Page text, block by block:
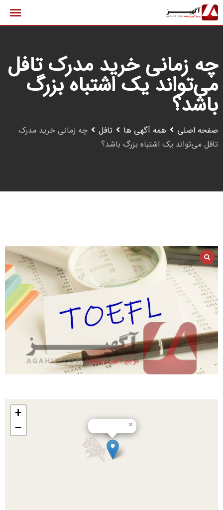
پرش
به
چه زمانی خرید مدرک تافل
می‌تواند یک اشتباه بزرگ
باشد؟
صفحه اصلی همه آگهی ها تافل
چه زمانی خرید مدرک
تافل می‌تواند یک اشتباه بزرگ باشد؟
×
+
−